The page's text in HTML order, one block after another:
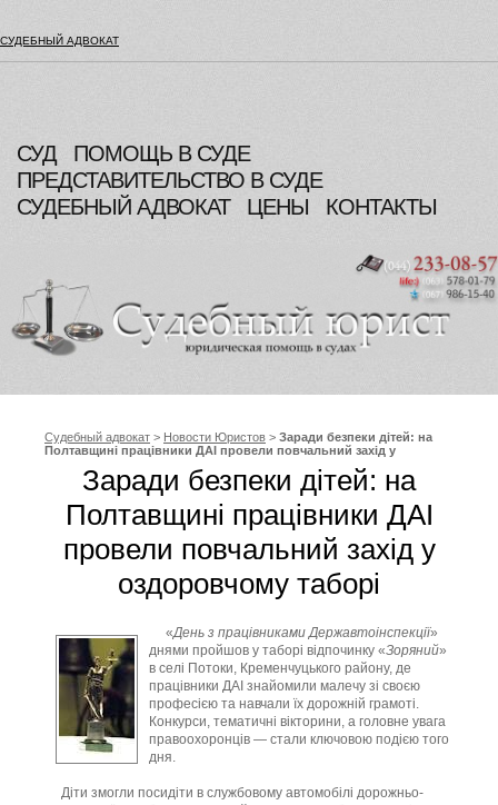
СУДЕБНЫЙ АДВОКАТ
СУД
ПОМОЩЬ В СУДЕ
ПРЕДСТАВИТЕЛЬСТВО В СУДЕ
СУДЕБНЫЙ АДВОКАТ
ЦЕНЫ КОНТАКТЫ
Судебный адвокат > Новости Юристов > Заради безпеки дітей: на
Полтавщині працівники ДАІ провели повчальний захід у
Заради безпеки дітей: на
Полтавщині працівники ДАІ
провели повчальний захід у
оздоровчому таборі
«День з працівниками Державтоінспекції»
днями пройшов у таборі відпочинку «Зоряний»
в селі Потоки, Кременчуцького району, де
працівники ДАІ знайомили малечу зі своєю
професією та навчали їх дорожній грамоті.
Конкурси, тематичні вікторини, а головне увага
правоохоронців — стали ключовою подією того
дня.
Діти змогли посидіти в службовому автомобілі дорожньо-